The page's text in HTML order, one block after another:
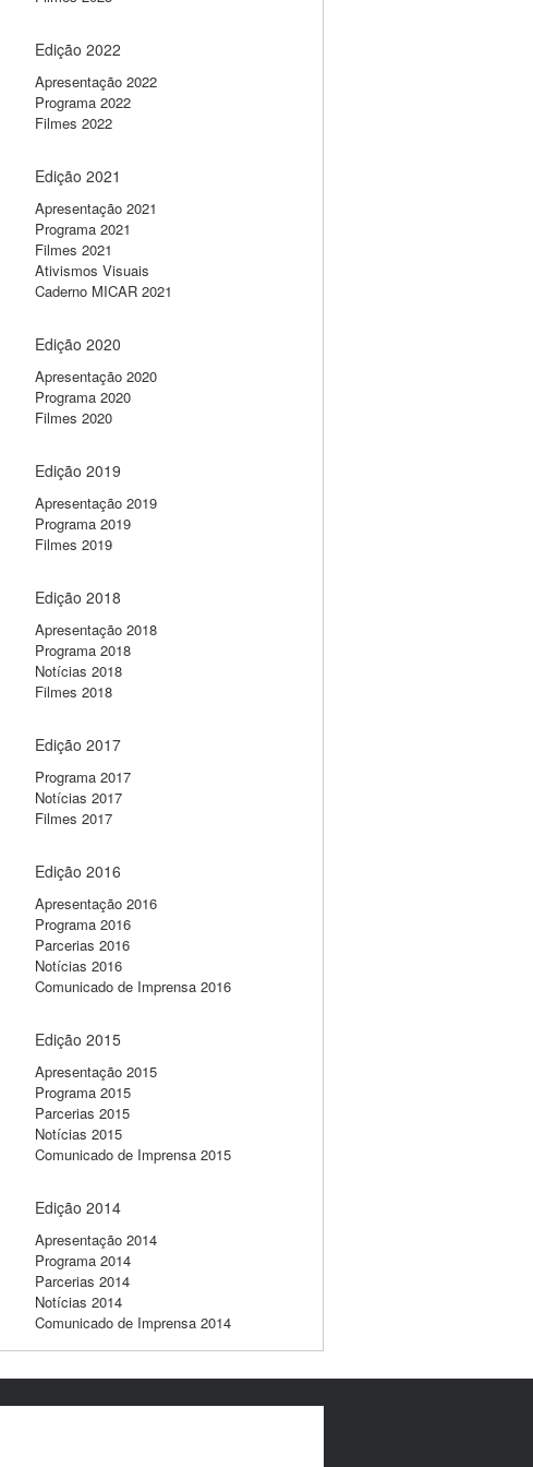
Edição 2022
Apresentação 2022
Programa 2022
Filmes 2022
Edição 2021
Apresentação 2021
Programa 2021
Filmes 2021
Ativismos Visuais
Caderno MICAR 2021
Edição 2020
Apresentação 2020
Programa 2020
Filmes 2020
Edição 2019
Apresentação 2019
Programa 2019
Filmes 2019
Edição 2018
Apresentação 2018
Programa 2018
Notícias 2018
Filmes 2018
Edição 2017
Programa 2017
Notícias 2017
Filmes 2017
Edição 2016
Apresentação 2016
Programa 2016
Parcerias 2016
Notícias 2016
Comunicado de Imprensa 2016
Edição 2015
Apresentação 2015
Programa 2015
Parcerias 2015
Notícias 2015
Comunicado de Imprensa 2015
Edição 2014
Apresentação 2014
Programa 2014
Parcerias 2014
Notícias 2014
Comunicado de Imprensa 2014